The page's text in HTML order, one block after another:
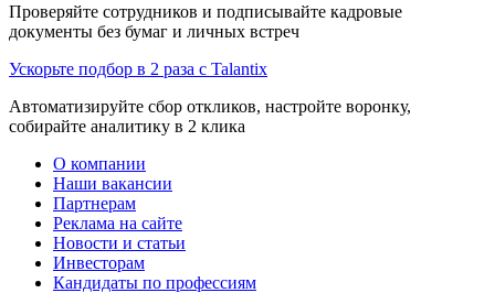
Проверяйте сотрудников и подписывайте кадровые
документы без бумаг и личных встреч
Ускорьте подбор в 2 раза с Talantix
Автоматизируйте сбор откликов, настройте воронку,
собирайте аналитику в 2 клика
О компании
Наши вакансии
Партнерам
Реклама на сайте
Новости и статьи
Инвесторам
Кандидаты по профессиям